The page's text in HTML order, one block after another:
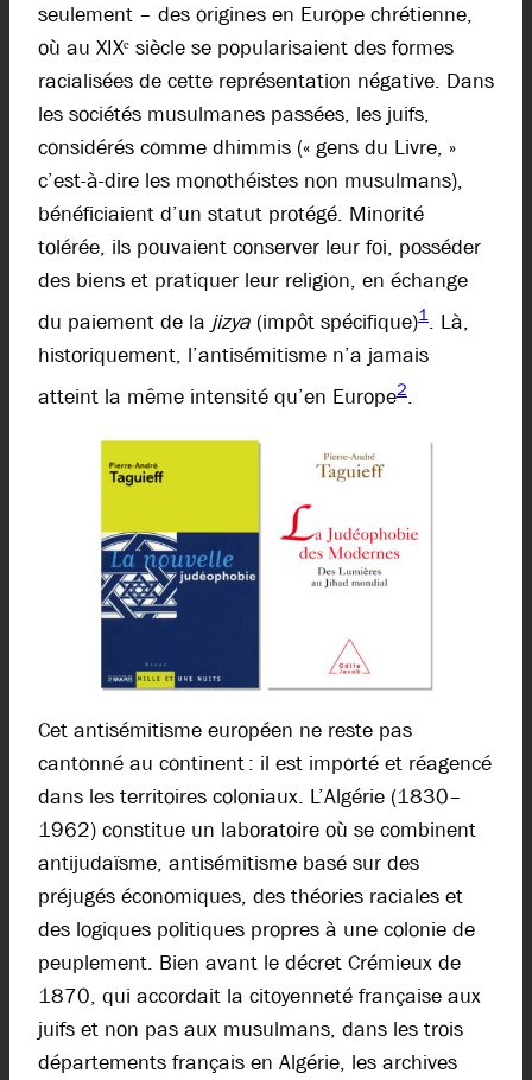
seulement – des origines en Europe chrétienne,
où au XIXᵉ siècle se popularisaient des formes
racialisées de cette représentation négative. Dans
les sociétés musulmanes passées, les juifs,
considérés comme dhimmis (« gens du Livre, »
c’est-à-dire les monothéistes non musulmans),
bénéficiaient d’un statut protégé. Minorité
tolérée, ils pouvaient conserver leur foi, posséder
des biens et pratiquer leur religion, en échange
du paiement de la jizya (impôt spécifique)1. Là,
historiquement, l’antisémitisme n’a jamais
atteint la même intensité qu’en Europe2.
Cet antisémitisme européen ne reste pas
cantonné au continent : il est importé et réagencé
dans les territoires coloniaux. L’Algérie (1830–
1962) constitue un laboratoire où se combinent
antijudaïsme, antisémitisme basé sur des
préjugés économiques, des théories raciales et
des logiques politiques propres à une colonie de
peuplement. Bien avant le décret Crémieux de
1870, qui accordait la citoyenneté française aux
juifs et non pas aux musulmans, dans les trois
départements français en Algérie, les archives